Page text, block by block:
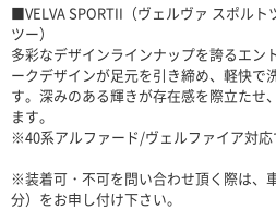
■VELVA SPORTII（ヴェルヴァ スポル
ツー）
多彩なデザインラインナップを誇るエン
ークデザインが足元を引き締め、軽快で
す。深みのある輝きが存在感を際立たせ
ます。
※40系アルファード/ヴェルファイア対応
※装着可・不可を問い合わせ頂く際は、
分）をお申し付け下さい。